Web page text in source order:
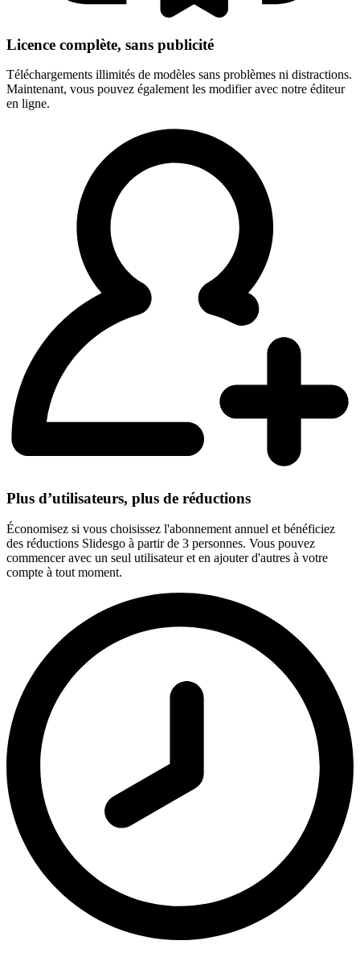
Licence complète, sans publicité
Téléchargements illimités de modèles sans problèmes ni distractions.
Maintenant, vous pouvez également les modifier avec notre éditeur
en ligne.
Plus d’utilisateurs, plus de réductions
Économisez si vous choisissez l'abonnement annuel et bénéficiez
des réductions Slidesgo à partir de 3 personnes. Vous pouvez
commencer avec un seul utilisateur et en ajouter d'autres à votre
compte à tout moment.